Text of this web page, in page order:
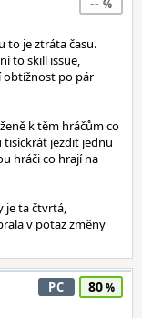
to je ztráta času.
to skill issue,
obtížnost po pár
k těm hráčům co
tisíckrát jezdit jednu
hráči co hrají na
je ta čtvrtá,
v potaz změny
PC 80